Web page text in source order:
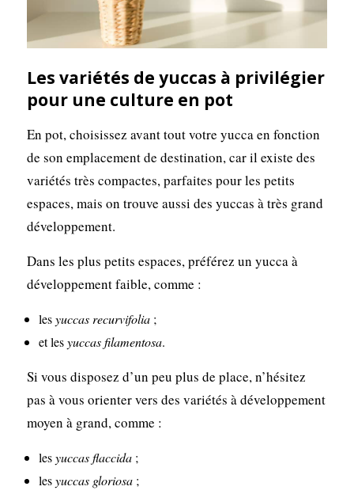
Les variétés de yuccas à privilégier
pour une culture en pot
En pot, choisissez avant tout votre yucca en fonction
de son emplacement de destination, car il existe des
variétés très compactes, parfaites pour les petits
espaces, mais on trouve aussi des yuccas à très grand
développement.
Dans les plus petits espaces, préférez un yucca à
développement faible, comme :
lesyuccas recurvifolia;
et lesyuccas filamentosa.
Si vous disposez d’un peu plus de place, n’hésitez
pas à vous orienter vers des variétés à développement
moyen à grand, comme :
lesyuccas flaccida;
lesyuccas gloriosa;